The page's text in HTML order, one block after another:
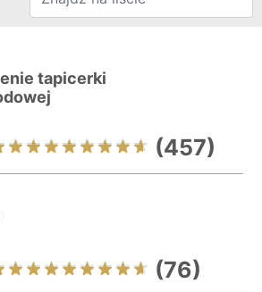
tapicerki
(457)
(76)